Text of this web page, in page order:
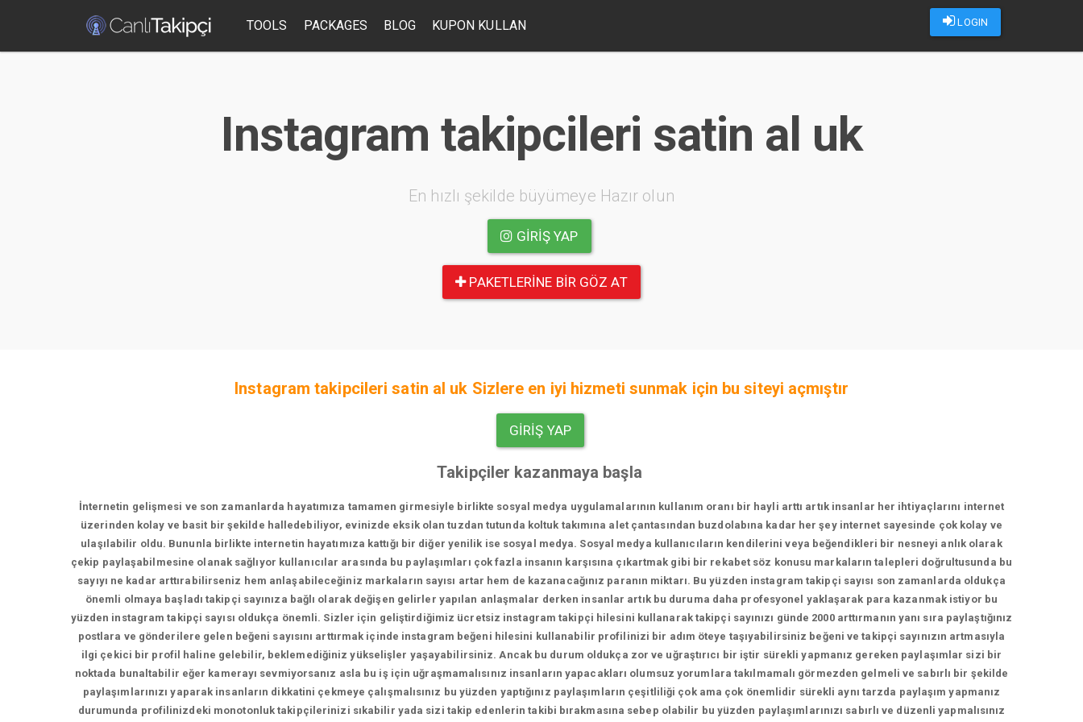
LOGIN
TOOLS PACKAGES BLOG KUPON KULLAN
Instagram takipcileri satin al uk
En hızlı şekilde büyümeye Hazır olun
GIRIŞ YAP
PAKETLERINE BIR GÖZ AT
Instagram takipcileri satin al uk Sizlere en iyi hizmeti sunmak için bu siteyi açmıştır
GIRIŞ YAP
Takipçiler kazanmaya başla
İnternetin gelişmesi ve son zamanlarda hayatımıza tamamen girmesiyle birlikte sosyal medya uygulamalarının kullanım oranı bir hayli arttı artık insanlar her ihtiyaçlarını internet
üzerinden kolay ve basit bir şekilde halledebiliyor, evinizde eksik olan tuzdan tutunda koltuk takımına alet çantasından buzdolabına kadar her şey internet sayesinde çok kolay ve
ulaşılabilir oldu. Bununla birlikte internetin hayatımıza kattığı bir diğer yenilik ise sosyal medya. Sosyal medya kullanıcıların kendilerini veya beğendikleri bir nesneyi anlık olarak
çekip paylaşabilmesine olanak sağlıyor kullanıcılar arasında bu paylaşımları çok fazla insanın karşısına çıkartmak gibi bir rekabet söz konusu markaların talepleri doğrultusunda bu
sayıyı ne kadar arttırabilirseniz hem anlaşabileceğiniz markaların sayısı artar hem de kazanacağınız paranın miktarı. Bu yüzden instagram takipçi sayısı son zamanlarda oldukça
önemli olmaya başladı takipçi sayınıza bağlı olarak değişen gelirler yapılan anlaşmalar derken insanlar artık bu duruma daha profesyonel yaklaşarak para kazanmak istiyor bu
yüzden instagram takipçi sayısı oldukça önemli. Sizler için geliştirdiğimiz ücretsiz instagram takipçi hilesini kullanarak takipçi sayınızı günde 2000 arttırmanın yanı sıra paylaştığınız
postlara ve gönderilere gelen beğeni sayısını arttırmak içinde instagram beğeni hilesini kullanabilir profilinizi bir adım öteye taşıyabilirsiniz beğeni ve takipçi sayınızın artmasıyla
ilgi çekici bir profil haline gelebilir, beklemediğiniz yükselişler yaşayabilirsiniz. Ancak bu durum oldukça zor ve uğraştırıcı bir iştir sürekli yapmanız gereken paylaşımlar sizi bir
noktada bunaltabilir eğer kamerayı sevmiyorsanız asla bu iş için uğraşmamalısınız insanların yapacakları olumsuz yorumlara takılmamalı görmezden gelmeli ve sabırlı bir şekilde
paylaşımlarınızı yaparak insanların dikkatini çekmeye çalışmalısınız bu yüzden yaptığınız paylaşımların çeşitliliği çok ama çok önemlidir sürekli aynı tarzda paylaşım yapmanız
durumunda profilinizdeki monotonluk takipçilerinizi sıkabilir yada sizi takip edenlerin takibi bırakmasına sebep olabilir bu yüzden paylaşımlarınızı sabırlı ve düzenli yapmalısınız